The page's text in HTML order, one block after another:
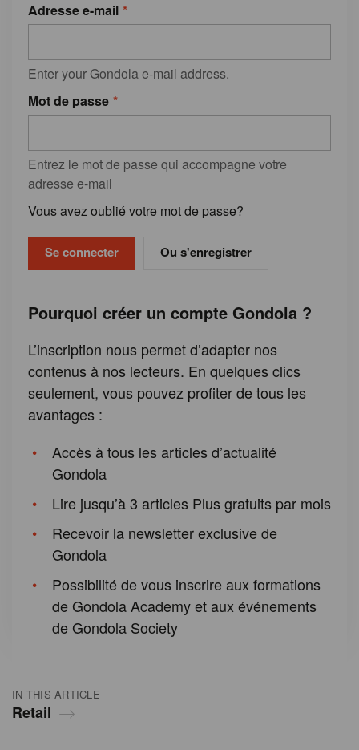
IN THIS ARTICLE
Retail
Adresse e-mail
Enter your Gondola e-mail address.
Mot de passe
Entrez le mot de passe qui accompagne votre
adresse e-mail
Vous avez oublié votre mot de passe?
Ou s'enregistrer
Pourquoi créer un compte Gondola ?
L’inscription nous permet d’adapter nos
contenus à nos lecteurs. En quelques clics
seulement, vous pouvez profiter de tous les
avantages :
Accès à tous les articles d’actualité
Gondola
Lire jusqu’à 3 articles Plus gratuits par mois
Recevoir la newsletter exclusive de
Gondola
Possibilité de vous inscrire aux formations
de Gondola Academy et aux événements
de Gondola Society